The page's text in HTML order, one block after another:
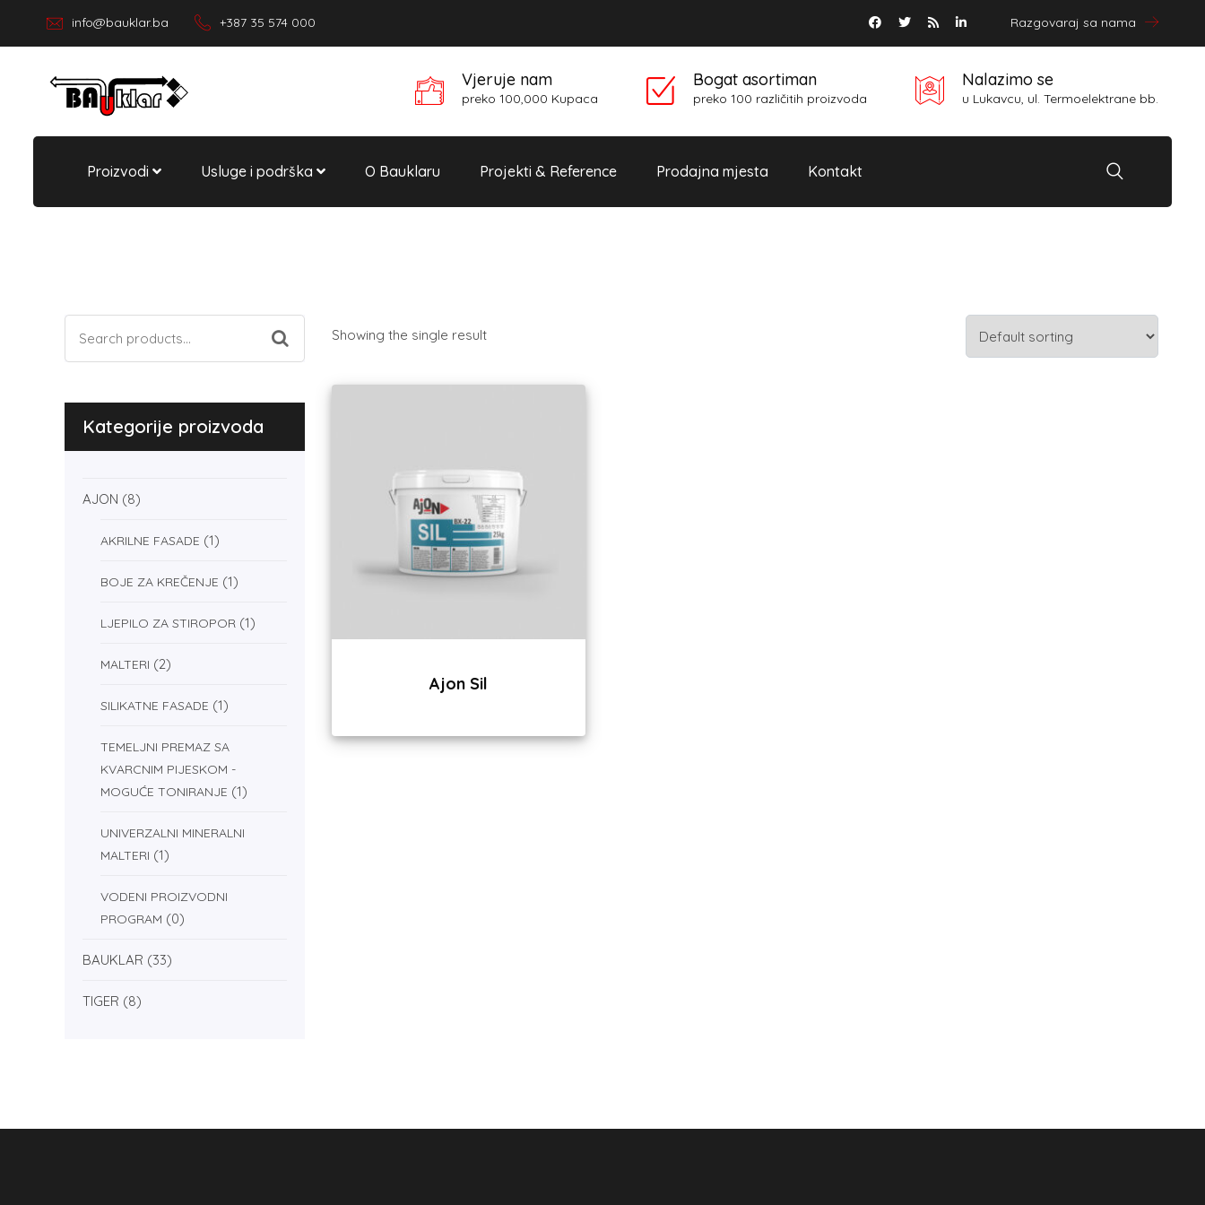
info@bauklar.ba +387 35 574 000 Razgovaraj sa nama
Vjeruje nam
preko 100,000 Kupaca
Bogat asortiman
preko 100 različitih proizvoda
Nalazimo se
u Lukavcu, ul. Termoelektrane bb.
Proizvodi Usluge i podrška O Bauklaru Projekti & Reference Prodajna mjesta Kontakt
Kategorije proizvoda
AJON (8)
AKRILNE FASADE (1)
BOJE ZA KREČENJE (1)
LJEPILO ZA STIROPOR (1)
MALTERI (2)
SILIKATNE FASADE (1)
TEMELJNI PREMAZ SA
KVARCNIM PIJESKOM -
MOGUĆE TONIRANJE (1)
UNIVERZALNI MINERALNI
MALTERI (1)
VODENI PROIZVODNI
PROGRAM (0)
BAUKLAR (33)
TIGER (8)
Showing the single result
Ajon Sil